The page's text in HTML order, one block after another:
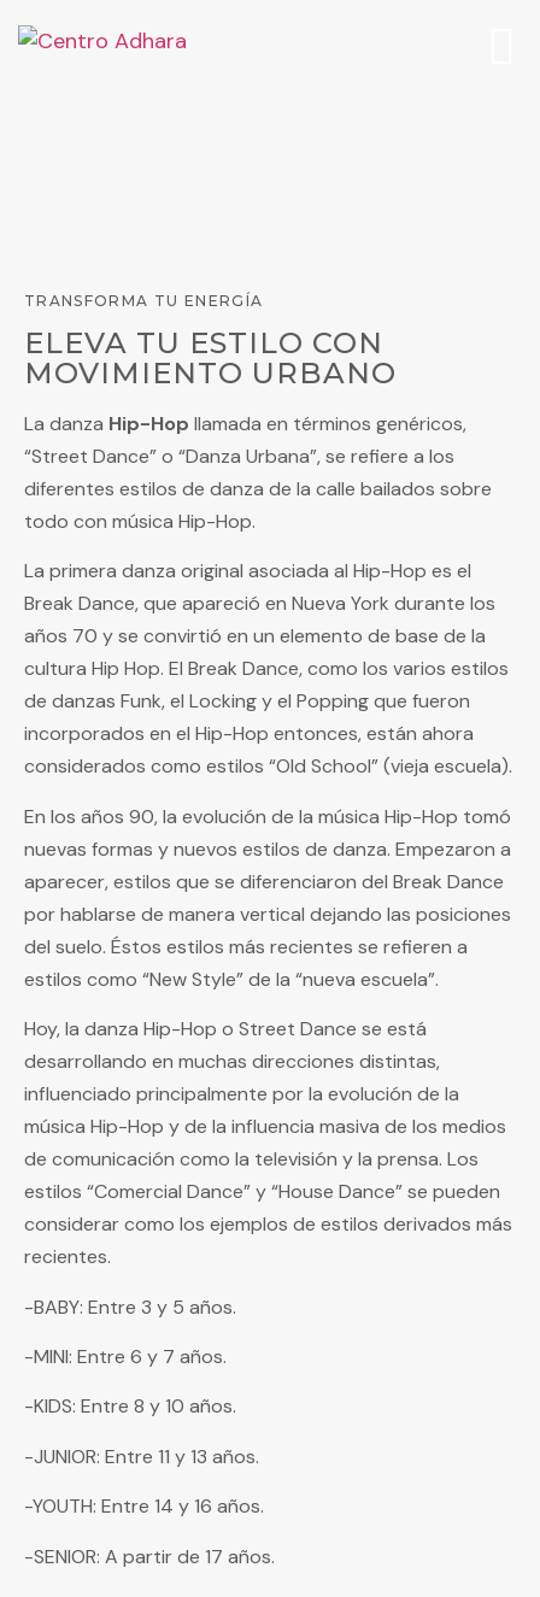
TRANSFORMA TU ENERGÍA
ELEVA TU ESTILO CON
MOVIMIENTO URBANO
La danza Hip-Hop llamada en términos genéricos,
“Street Dance” o “Danza Urbana”, se refiere a los
diferentes estilos de danza de la calle bailados sobre
todo con música Hip-Hop.
La primera danza original asociada al Hip-Hop es el
Break Dance, que apareció en Nueva York durante los
años 70 y se convirtió en un elemento de base de la
cultura Hip Hop. El Break Dance, como los varios estilos
de danzas Funk, el Locking y el Popping que fueron
incorporados en el Hip-Hop entonces, están ahora
considerados como estilos “Old School” (vieja escuela).
En los años 90, la evolución de la música Hip-Hop tomó
nuevas formas y nuevos estilos de danza. Empezaron a
aparecer, estilos que se diferenciaron del Break Dance
por hablarse de manera vertical dejando las posiciones
del suelo. Éstos estilos más recientes se refieren a
estilos como “New Style” de la “nueva escuela”.
Hoy, la danza Hip-Hop o Street Dance se está
desarrollando en muchas direcciones distintas,
influenciado principalmente por la evolución de la
música Hip-Hop y de la influencia masiva de los medios
de comunicación como la televisión y la prensa. Los
estilos “Comercial Dance” y “House Dance” se pueden
considerar como los ejemplos de estilos derivados más
recientes.
-BABY: Entre 3 y 5 años.
-MINI: Entre 6 y 7 años.
-KIDS: Entre 8 y 10 años.
-JUNIOR: Entre 11 y 13 años.
-YOUTH: Entre 14 y 16 años.
-SENIOR: A partir de 17 años.